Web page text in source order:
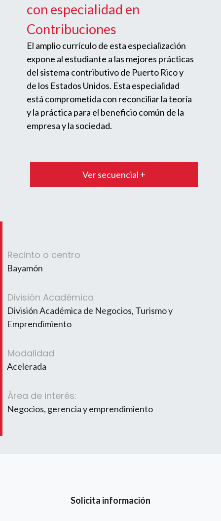
con especialidad en
Contribuciones
El amplio currículo de esta especialización
expone al estudiante a las mejores prácticas
del sistema contributivo de Puerto Rico y
de los Estados Unidos. Esta especialidad
está comprometida con reconciliar la teoría
y la práctica para el beneficio común de la
empresa y la sociedad.
Ver secuencial +
Recinto o centro
Bayamón
División Académica
División Académica de Negocios, Turismo y
Emprendimiento
Modalidad
Acelerada
Área de interés:
Negocios, gerencia y emprendimiento
Solicita información